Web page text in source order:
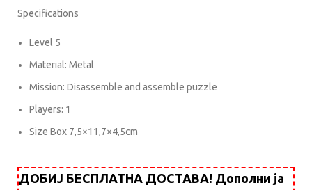
Specifications
Level 5
Material: Metal
Mission: Disassemble and assemble puzzle
Players: 1
Size Box 7,5×11,7×4,5cm
ДОБИЈ БЕСПЛАТНА ДОСТАВА! Дополни ја